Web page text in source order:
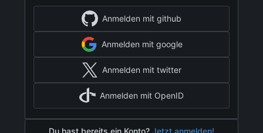
Anmelden mit github
Anmelden mit google
Anmelden mit twitter
Anmelden mit OpenID
Du hast bereits ein Konto? Jetzt anmelden!